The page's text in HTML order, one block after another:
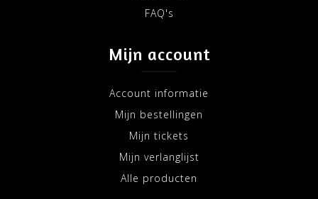
FAQ's
Mijn account
Account informatie
Mijn bestellingen
Mijn tickets
Mijn verlanglijst
Alle producten